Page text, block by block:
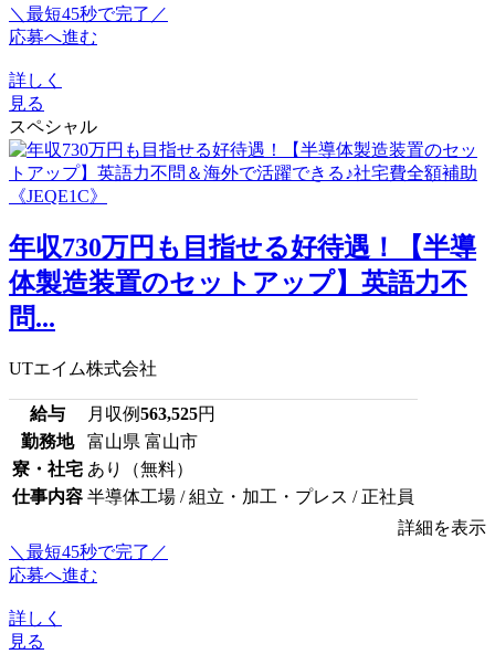
＼最短45秒で完了／
応募へ進む
詳しく
見る
スペシャル
年収730万円も目指せる好待遇！【半導
体製造装置のセットアップ】英語力不
問...
UTエイム株式会社
給与 月収例563,525円
勤務地
富山県 富山市
寮・社宅 あり（無料）
仕事内容 半導体工場 / 組立・加工・プレス / 正社員
詳細を表示
＼最短45秒で完了／
応募へ進む
詳しく
見る